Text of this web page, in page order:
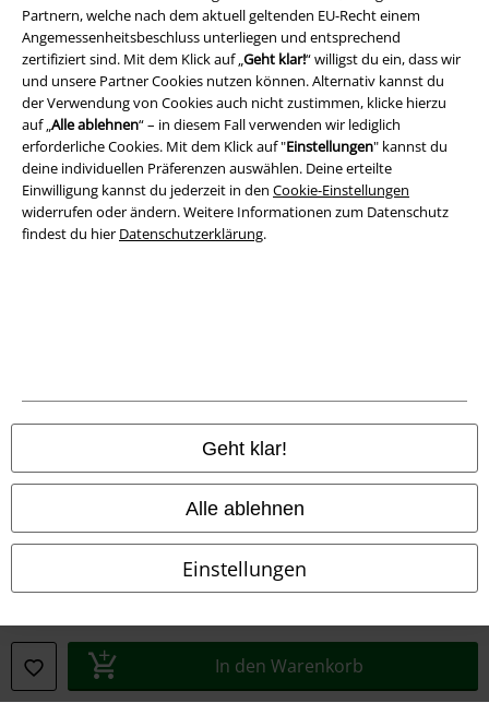
Partnern, welche nach dem aktuell geltenden EU-Recht einem
Angemessenheitsbeschluss unterliegen und entsprechend
zertifiziert sind. Mit dem Klick auf „Geht klar!“ willigst du ein, dass wir
und unsere Partner Cookies nutzen können. Alternativ kannst du
der Verwendung von Cookies auch nicht zustimmen, klicke hierzu
auf „Alle ablehnen“ – in diesem Fall verwenden wir lediglich
erforderliche Cookies. Mit dem Klick auf "Einstellungen" kannst du
deine individuellen Präferenzen auswählen. Deine erteilte
Einwilligung kannst du jederzeit in den Cookie-Einstellungen
widerrufen oder ändern. Weitere Informationen zum Datenschutz
findest du hier Datenschutzerklärung.
Geht klar!
Alle ablehnen
Einstellungen
In den Warenkorb
A Warner Music Group Company
Rechtliches
AGB
Impressum
Datenschutz
Entsorgung und Umweltschutz
Konformitätserklärung
Information zur Barrierefreiheit